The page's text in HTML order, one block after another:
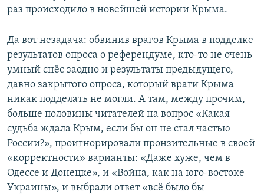
раз происходило в новейшей истории Крыма.
Да вот незадача: обвинив врагов Крыма в подделке
результатов опроса о референдуме, кто-то не очень
умный снёс заодно и результаты предыдущего,
давно закрытого опроса, который враги Крыма
никак подделать не могли. А там, между прочим,
больше половины читателей на вопрос «Какая
судьба ждала Крым, если бы он не стал частью
России?», проигнорировали пронзительные в своей
«корректности» варианты: «Даже хуже, чем в
Одессе и Донецке», и «Война, как на юго-востоке
Украины», и выбрали ответ «всё было бы